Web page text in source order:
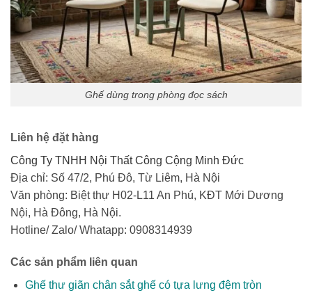
Ghế dùng trong phòng đọc sách
Liên hệ đặt hàng
Công Ty TNHH Nội Thất Công Cộng Minh Đức
Địa chỉ: Số 47/2, Phú Đô, Từ Liêm, Hà Nội
Văn phòng: Biệt thự H02-L11 An Phú, KĐT Mới Dương
Nội, Hà Đông, Hà Nội.
Hotline/ Zalo/ Whatapp: 0908314939
Các sản phẩm liên quan
Ghế thư giãn chân sắt ghế có tựa lưng đệm tròn